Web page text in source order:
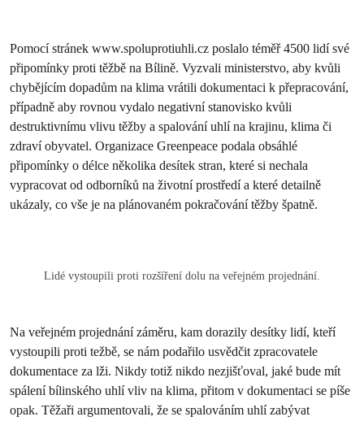
Pomocí stránek www.spoluprotiuhli.cz poslalo téměř 4500 lidí své
připomínky proti těžbě na Bílině. Vyzvali ministerstvo, aby kvůli
chybějícím dopadům na klima vrátili dokumentaci k přepracování,
případně aby rovnou vydalo negativní stanovisko kvůli
destruktivnímu vlivu těžby a spalování uhlí na krajinu, klima či
zdraví obyvatel. Organizace Greenpeace podala obsáhlé
připomínky o délce několika desítek stran, které si nechala
vypracovat od odborníků na životní prostředí a které detailně
ukázaly, co vše je na plánovaném pokračování těžby špatně.
Lidé vystoupili proti rozšíření dolu na veřejném projednání.
Na veřejném projednání záměru, kam dorazily desítky lidí, kteří
vystoupili proti težbě, se nám podařilo usvědčit zpracovatele
dokumentace za lži. Nikdy totiž nikdo nezjišťoval, jaké bude mít
spálení bílinského uhlí vliv na klima, přitom v dokumentaci se píše
opak. Těžaři argumentovali, že se spalováním uhlí zabývat